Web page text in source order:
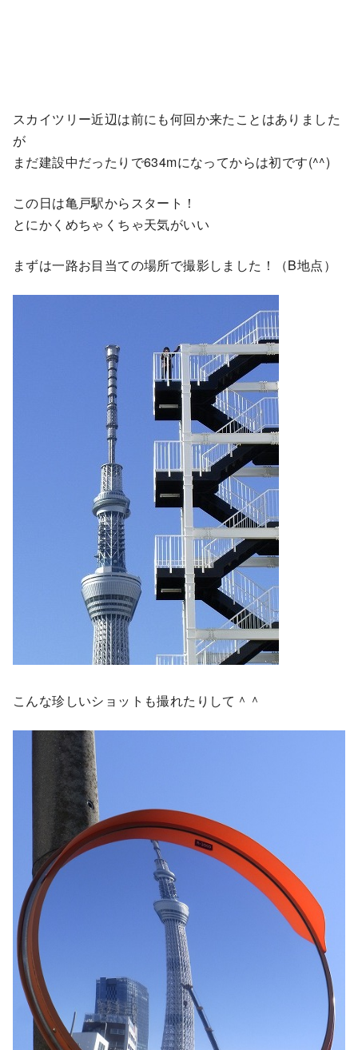
スカイツリー近辺は前にも何回か来たことはありました
が
まだ建設中だったりで634mになってからは初です(^^)
この日は亀戸駅からスタート！
とにかくめちゃくちゃ天気がいい
まずは一路お目当ての場所で撮影しました！（B地点）
こんな珍しいショットも撮れたりして＾＾